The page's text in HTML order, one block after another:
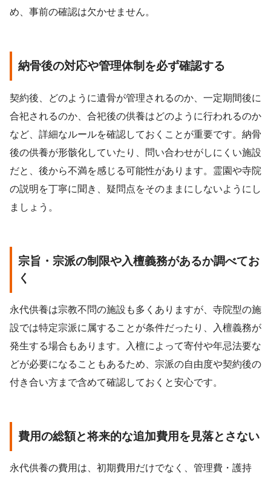
め、事前の確認は欠かせません。
納骨後の対応や管理体制を必ず確認する
契約後、どのように遺骨が管理されるのか、一定期間後に
合祀されるのか、合祀後の供養はどのように行われるのか
など、詳細なルールを確認しておくことが重要です。納骨
後の供養が形骸化していたり、問い合わせがしにくい施設
だと、後から不満を感じる可能性があります。霊園や寺院
の説明を丁寧に聞き、疑問点をそのままにしないようにし
ましょう。
宗旨・宗派の制限や入檀義務があるか調べてお
く
永代供養は宗教不問の施設も多くありますが、寺院型の施
設では特定宗派に属することが条件だったり、入檀義務が
発生する場合もあります。入檀によって寄付や年忌法要な
どが必要になることもあるため、宗派の自由度や契約後の
付き合い方まで含めて確認しておくと安心です。
費用の総額と将来的な追加費用を見落とさない
永代供養の費用は、初期費用だけでなく、管理費・護持